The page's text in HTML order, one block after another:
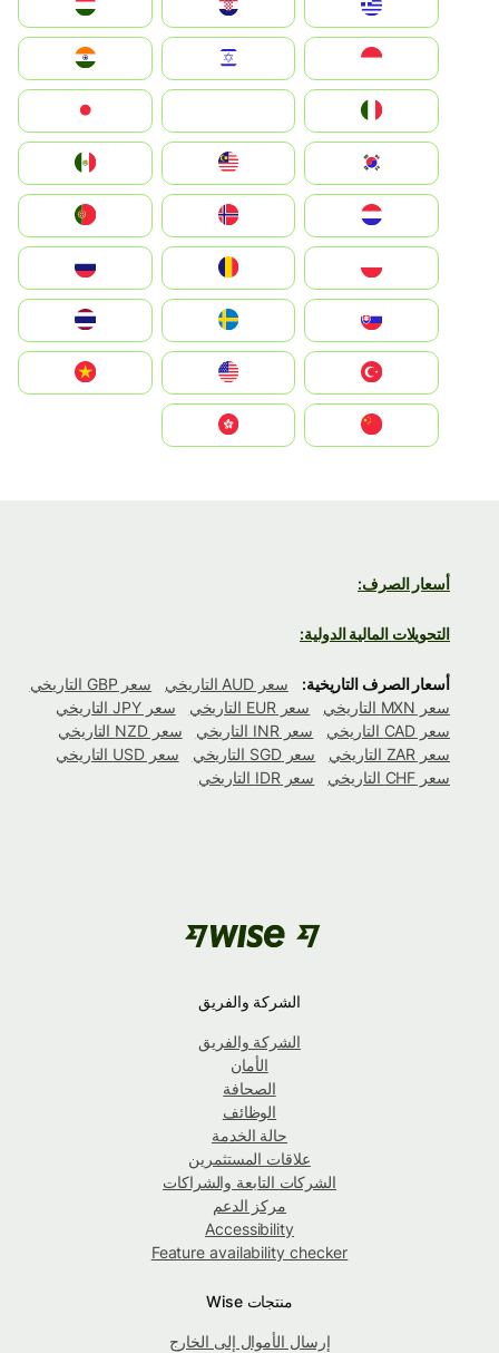
Hrvatska
Magyarország
Indonesia
South Korea
Nederland
Portugal
România
Slovensko
United States
Vietnam
أسعار الصرف:
التحويلات المالية الدولية:
أسعار الصرف التاريخية: سعر AUD التاريخي
سعر GBP التاريخي
سعر MXN التاريخي
سعر EUR التاريخي
سعر JPY التاريخي
سعر CAD التاريخي
سعر INR التاريخي
سعر NZD التاريخي
سعر ZAR التاريخي
سعر SGD التاريخي
سعر USD التاريخي
سعر CHF التاريخي
سعر IDR التاريخي
الشركة والفريق
الشركة والفريق
الأمان
الصحافة
الوظائف
حالة الخدمة
علاقات المستثمرين
الشركات التابعة والشراكات
مركز الدعم
Accessibility
Feature availability checker
منتجات Wise
إرسال الأموال إلى الخارج